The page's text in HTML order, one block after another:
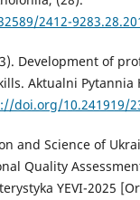
2412-
Development of
Aktualni Pytannia
doi.org/10.241919/
and Science of
Quality
YEVI-2025